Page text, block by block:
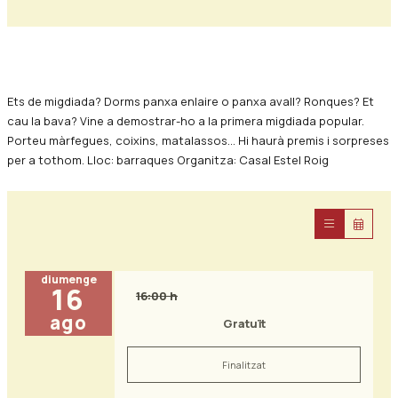
Ets de migdiada? Dorms panxa enlaire o panxa avall? Ronques? Et
cau la bava? Vine a demostrar-ho a la primera migdiada popular.
Porteu màrfegues, coixins, matalassos... Hi haurà premis i sorpreses
per a tothom. Lloc: barraques Organitza: Casal Estel Roig
diumenge
16
ago
16:00 h
Gratuït
Finalitzat